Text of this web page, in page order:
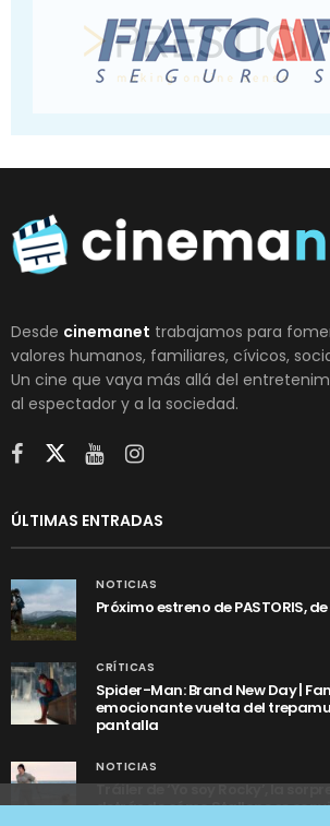
Desde cinemanet trabajamos para
valores humanos, familiares, cívicos,
Un cine que vaya más allá del
al espectador y a la sociedad.
ÚLTIMAS ENTRADAS
NOTICIAS
Próximo estreno de PASTORIS,
CRÍTICAS
Spider-Man: Brand New Day |
emocionante vuelta del
pantalla
NOTICIAS
Tráiler de ‘Yo soy Rocky’, la
detrás de cómo Stallone se